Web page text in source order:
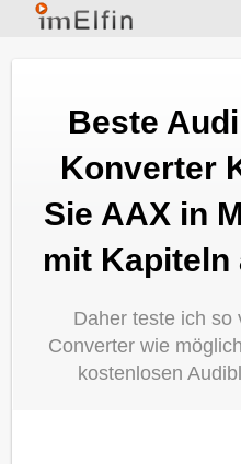
Beste
Konverter
Sie AAX in
mit Kapiteln
Daher teste ich so
Converter wie
kostenlosen